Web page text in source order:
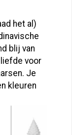
het al)
blij van
voor
Je
kleuren